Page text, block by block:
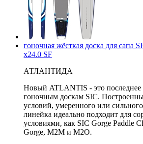
гоночная жёсткая доска для сапа
x24.0 SF
АТЛАНТИДА
Новый ATLANTIS - это
гоночным доскам SIC.
условий, умеренного или
линейка идеально подходит для
условиями, как SIC Gorge Paddle
Gorge, M2M и M2O.